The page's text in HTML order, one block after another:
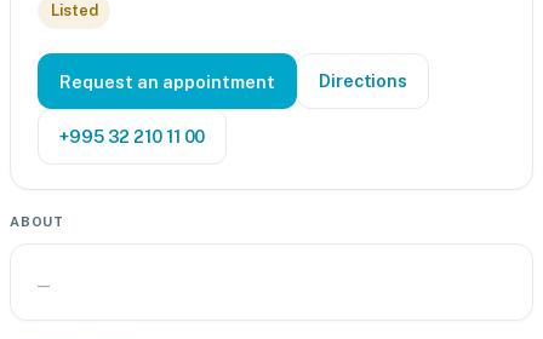
Listed
Request an appointment Directions
+995 32 210 11 00
ABOUT
—